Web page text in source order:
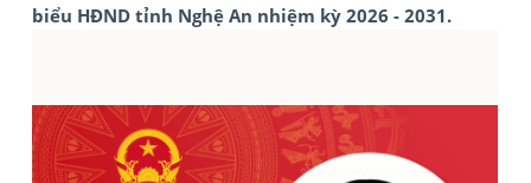
biểu HĐND tỉnh Nghệ An nhiệm kỳ 2026 - 2031.